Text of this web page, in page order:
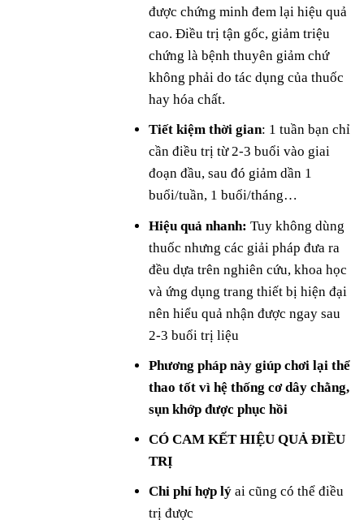
được chứng minh đem lại hiệu quả
cao. Điều trị tận gốc, giảm triệu
chứng là bệnh thuyên giảm chứ
không phải do tác dụng của thuốc
hay hóa chất.
Tiết kiệm thời gian: 1 tuần bạn chỉ
cần điều trị từ 2-3 buổi vào giai
đoạn đầu, sau đó giảm dần 1
buổi/tuần, 1 buổi/tháng…
Hiệu quả nhanh: Tuy không dùng
thuốc nhưng các giải pháp đưa ra
đều dựa trên nghiên cứu, khoa học
và ứng dụng trang thiết bị hiện đại
nên hiểu quả nhận được ngay sau
2-3 buổi trị liệu
Phương pháp này giúp chơi lại thể
thao tốt vì hệ thống cơ dây chằng,
sụn khớp được phục hồi
CÓ CAM KẾT HIỆU QUẢ ĐIỀU
TRỊ
Chi phí hợp lý ai cũng có thể điều
trị được